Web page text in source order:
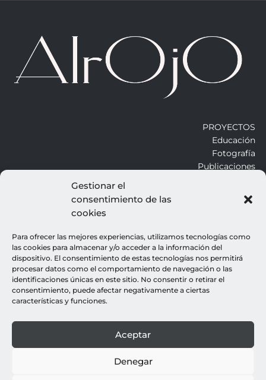
Gestionar el
consentimiento de las
cookies
Para ofrecer las mejores experiencias, utilizamos tecnologías como
las cookies para almacenar y/o acceder a la información del
dispositivo. El consentimiento de estas tecnologías nos permitirá
procesar datos como el comportamiento de navegación o las
identificaciones únicas en este sitio. No consentir o retirar el
consentimiento, puede afectar negativamente a ciertas
características y funciones.
Aceptar
Denegar
PROYECTOS
Educación
Fotografía
Publicaciones
ALROJO
Contacto
LEGALES
© all rights reserved : rocio gutierrez
webdesign : espacio azul